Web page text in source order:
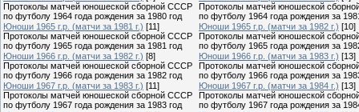
Протоколы матчей юношеской сборной СССР
по футболу 1964 года рождения за 1980 год
Протоколы матчей юношеской
по футболу 1964 года рождения за
Юноши 1965 г.р. (матчи за 1981 г.) [11]
Протоколы матчей юношеской сборной СССР
по футболу 1965 года рождения за 1981 год
Юноши 1965 г.р. (матчи за 1982 г.) [10]
Протоколы матчей юношеской
по футболу 1965 года рождения за
Юноши 1966 г.р. (матчи за 1982 г.) [8]
Протоколы матчей юношеской сборной СССР
по футболу 1966 года рождения за 1982 год
Юноши 1966 г.р. (матчи за 1983 г.) [13]
Протоколы матчей юношеской
по футболу 1966 года рождения за
Юноши 1967 г.р. (матчи за 1983 г.) [11]
Протоколы матчей юношеской сборной СССР
по футболу 1967 года рождения за 1983 год
Юноши 1967 г.р. (матчи за 1984 г.) [13]
Протоколы матчей юношеской
по футболу 1967 года рождения за